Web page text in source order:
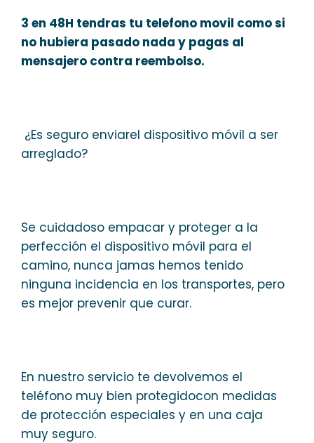
3 en 48H tendras tu telefono movil como si
no hubiera pasado nada y pagas al
mensajero contra reembolso.
¿Es seguro enviarel dispositivo móvil a ser
arreglado?
Se cuidadoso empacar y proteger a la
perfección el dispositivo móvil para el
camino, nunca jamas hemos tenido
ninguna incidencia en los transportes, pero
es mejor prevenir que curar.
En nuestro servicio te devolvemos el
teléfono muy bien protegidocon medidas
de protección especiales y en una caja
muy seguro.